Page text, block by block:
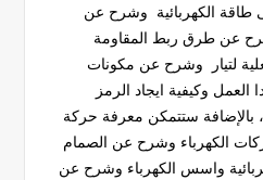
طاقة الكهربائية وشرح عن
عن طرق ربط المقاومة
لتيار وشرح عن مكونات
وكيفية ايجاد الرمز
بالإضافة ستتمكن معرفة حركة
الكهرباء وشرح عن الصمام
واسس الكهرباء وشرح عن